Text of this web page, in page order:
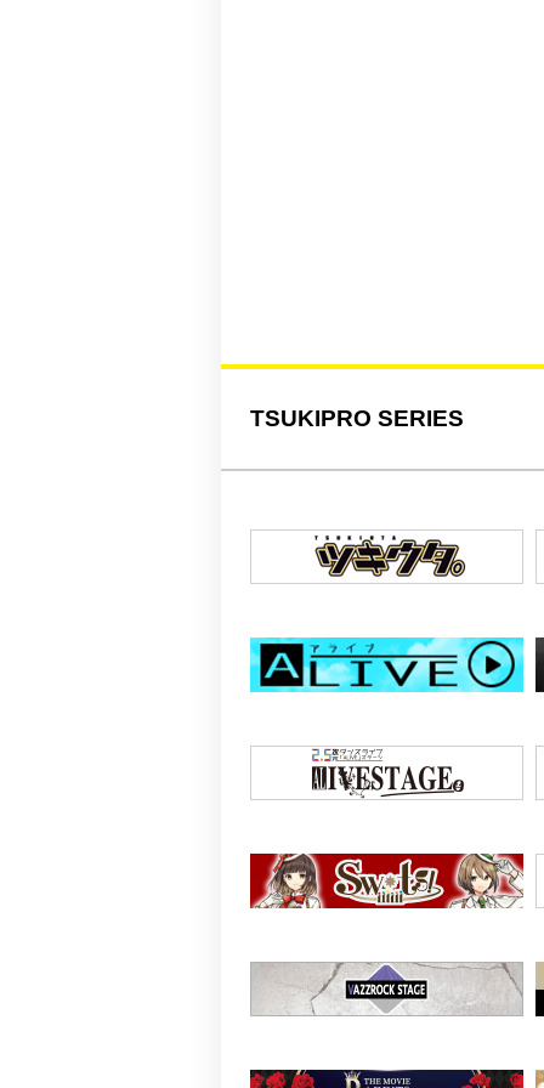
TSUKIPRO SERIES